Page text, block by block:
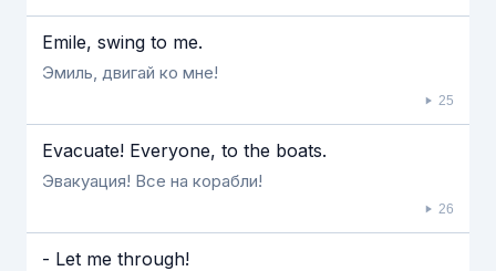
Emile, swing to me.
Эмиль, двигай ко мне!
25
Evacuate! Everyone, to the boats.
Эвакуация! Все на корабли!
26
- Let me through!